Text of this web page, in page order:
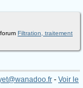
Filtration, traitement
- Voir le